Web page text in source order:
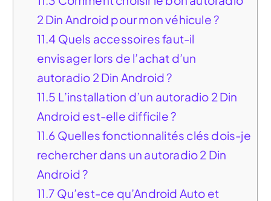
2 Din Android pour mon véhicule ?
11.4 Quels accessoires faut-il
envisager lors de l’achat d’un
autoradio 2 Din Android ?
11.5 L’installation d’un autoradio 2 Din
Android est-elle difficile ?
11.6 Quelles fonctionnalités clés dois-je
rechercher dans un autoradio 2 Din
Android ?
11.7 Qu’est-ce qu’Android Auto et